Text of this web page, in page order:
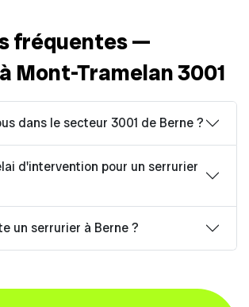
fréquentes —
Mont-Tramelan 3001
dans le secteur 3001 de Berne ?
d'intervention pour un serrurier
un serrurier à Berne ?